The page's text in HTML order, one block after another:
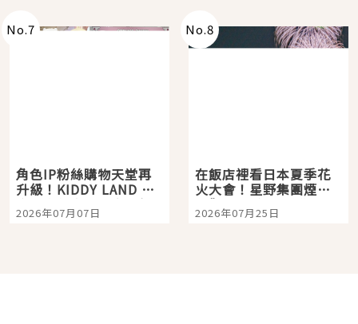
No.7
角色IP粉絲購物天堂再
升級！KIDDY LAND 原
宿店吉伊卡哇迎客，新
開幕 OMOKADO 店3分
2026年07月07日
No.8
在飯店裡看日本夏季花
火大會！星野集團煙火
景觀飯店6選，讓你不用
人擠人悠閒欣賞
2026年07月25日